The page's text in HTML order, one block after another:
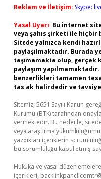
Reklam ve İletişim: Skype:
Yasal Uyarı: Bu internet
veya şahıs şirketi ile hiçbir
Sitede yalnızca kendi
paylaşılmaktadır. Burada
taşımamakta olup, gerçek
paylaşım
benzerlikleri tamamen
taslak halindedir ve
Sitemiz, 5651 Sayılı Kanun
Kurumu (BTK) tarafından
vermektedir. Bu nedenle,
veya araştırma
yazdıkları içeriklerin
bu sorumluluğu kabul etmiş
Hukuka ve yasal
içerikleri,